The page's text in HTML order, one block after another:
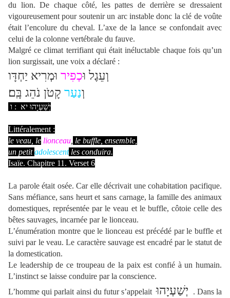
du lion. De chaque côté, les pattes de derrière se dressaient
vigoureusement pour soutenir un arc instable donc la clé de voûte
était l’encolure du cheval. L’axe de la lance se confondait avec
celui de la colonne vertébrale du fauve.
Malgré ce climat terrifiant qui était inéluctable chaque fois qu’un
lion surgissait, une voix a déclaré :
וְעֵגֶל וּכְפִיר וּמְרִיא יַחְדָּו
וְנַעַר קָטֹן נֹהֵג בָּֽם׃
יְשַׁעְיָהוּיא : ו
Littéralement :
le veau, le lionceau le buffle, ensemble,
un petitadolescent les conduira.
Isaïe. Chapitre 11. Verset 6
La parole était osée. Car elle décrivait une cohabitation pacifique.
Sans méfiance, sans heurt et sans carnage, la famille des animaux
domestiques, représentée par le veau et le buffle, côtoie celle des
bêtes sauvages, incarnée par le lionceau.
L’énumération montre que le lionceau est précédé par le buffle et
suivi par le veau. Le caractère sauvage est encadré par le statut de
la domestication.
Le leadership de ce troupeau de la paix est confié à un humain.
L’instinct se laisse conduire par la conscience.
L’homme qui parlait ainsi du futur s’appelait יְשַׁעְיָהוּ . Dans la